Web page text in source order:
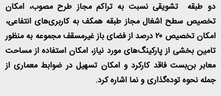
دو طبقه تشویقی نسبت به تراکم مجاز طرح مصوب، امکان
تخصیص سطح اشغال مجاز طبقه همکف به کاربری‌های انتفاعی،
امکان تخصیص ۲۰ درصد از فضای باز غیرمسقف مجموعه به منظور
تامین بخشی از پارکینگ‌های مورد نیاز، امکان استفاده از مساحت
معابر بن‌بست فاقد کارکرد و امکان تسهیل در ضوابط معماری از
جمله نحوه توده‌گذاری و نما اشاره کرد.